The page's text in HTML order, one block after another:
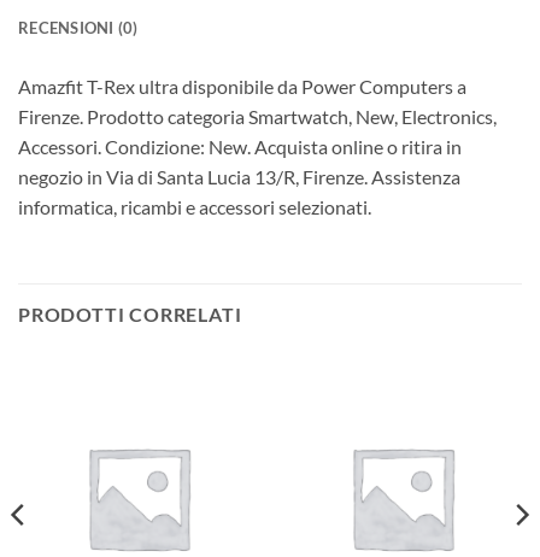
RECENSIONI (0)
Amazfit T-Rex ultra disponibile da Power Computers a
Firenze. Prodotto categoria Smartwatch, New, Electronics,
Accessori. Condizione: New. Acquista online o ritira in
negozio in Via di Santa Lucia 13/R, Firenze. Assistenza
informatica, ricambi e accessori selezionati.
PRODOTTI CORRELATI